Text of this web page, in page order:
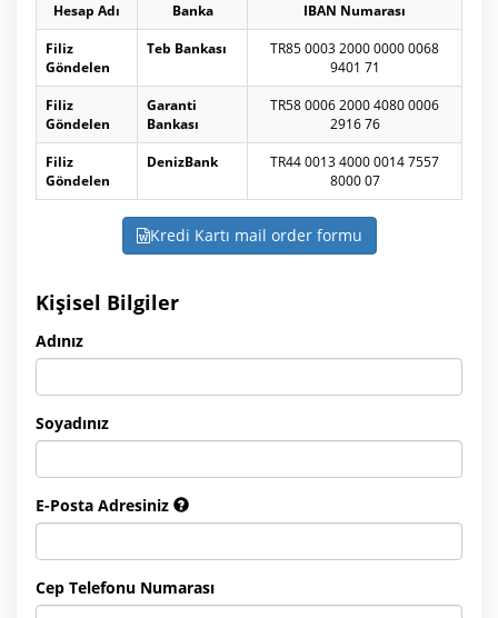
Hesap Adı Banka
IBAN Numarası
Filiz
Göndelen
Teb Bankası
TR85 0003 2000 0000 0068
9401 71
Filiz
Göndelen
Garanti
Bankası
TR58 0006 2000 4080 0006
2916 76
Filiz
Göndelen
DenizBank
TR44 0013 4000 0014 7557
8000 07
Kredi Kartı mail order formu
Kişisel Bilgiler
Adınız
Soyadınız
E-Posta Adresiniz
Cep Telefonu Numarası